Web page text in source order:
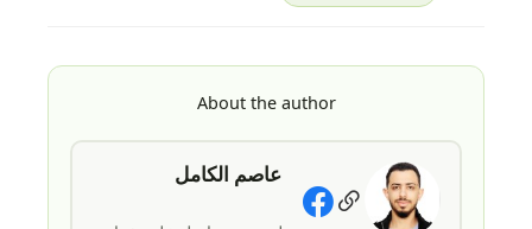
About the author
عاصم الكامل
Social Links